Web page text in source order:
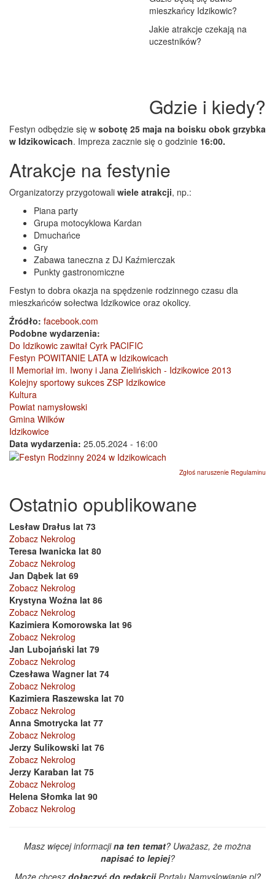
mieszkańcy Idzikowic?
Jakie atrakcje czekają na
uczestników?
Gdzie i kiedy?
Festyn odbędzie się w sobotę 25 maja na boisku obok grzybka
w Idzikowicach. Impreza zacznie się o godzinie 16:00.
Atrakcje na festynie
Organizatorzy przygotowali wiele atrakcji, np.:
Piana party
Grupa motocyklowa Kardan
Dmuchańce
Gry
Zabawa taneczna z DJ Kaźmierczak
Punkty gastronomiczne
Festyn to dobra okazja na spędzenie rodzinnego czasu dla
mieszkańców sołectwa Idzikowice oraz okolicy.
Źródło: facebook.com
Podobne wydarzenia:
Do Idzikowic zawitał Cyrk PACIFIC
Festyn POWITANIE LATA w Idzikowicach
II Memoriał im. Iwony i Jana Zielińskich - Idzikowice 2013
Kolejny sportowy sukces ZSP Idzikowice
Kultura
Powiat namysłowski
Gmina Wilków
Idzikowice
Data wydarzenia: 25.05.2024 - 16:00
Zgłoś naruszenie Regulaminu
Ostatnio opublikowane
Lesław Drałus lat 73
Zobacz Nekrolog
Teresa Iwanicka lat 80
Zobacz Nekrolog
Jan Dąbek lat 69
Zobacz Nekrolog
Krystyna Woźna lat 86
Zobacz Nekrolog
Kazimiera Komorowska lat 96
Zobacz Nekrolog
Jan Lubojański lat 79
Zobacz Nekrolog
Czesława Wagner lat 74
Zobacz Nekrolog
Kazimiera Raszewska lat 70
Zobacz Nekrolog
Anna Smotrycka lat 77
Zobacz Nekrolog
Jerzy Sulikowski lat 76
Zobacz Nekrolog
Jerzy Karaban lat 75
Zobacz Nekrolog
Helena Słomka lat 90
Zobacz Nekrolog
Masz więcej informacjina ten temat? Uważasz, że można
napisać to lepiej?